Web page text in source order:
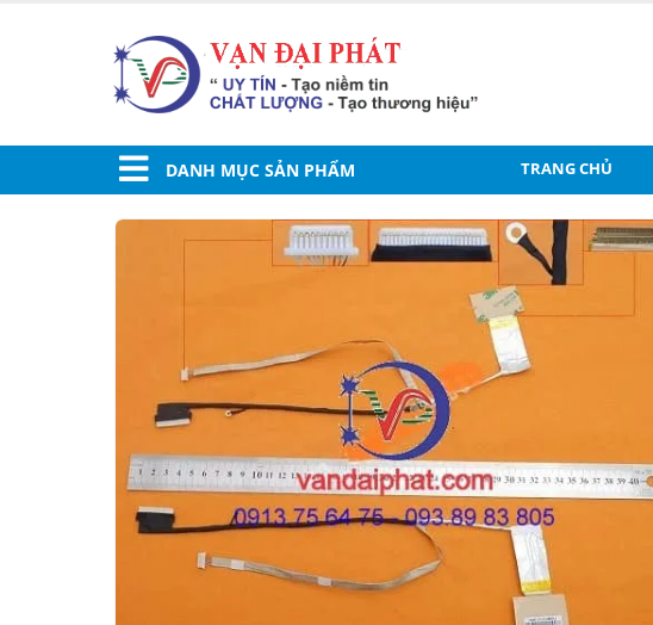
DANH MỤC SẢN PHẨM TRANG CHỦ